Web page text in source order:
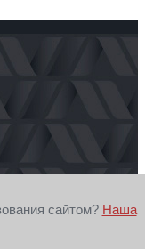
сайтом? Наша